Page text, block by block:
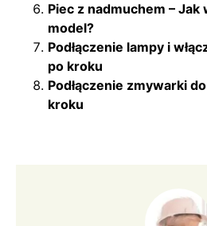
Piec z nadmuchem –
model?
Podłączenie lampy i
po kroku
Podłączenie zmywarki
kroku